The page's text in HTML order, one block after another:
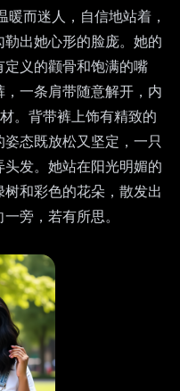
而迷人，自信地站着，
出她心形的脸庞。她的
定义的颧骨和饱满的嘴
一条肩带随意解开，内
。背带裤上饰有精致的
态既放松又坚定，一只
发。她站在阳光明媚的
和彩色的花朵，散发出
旁，若有所思。